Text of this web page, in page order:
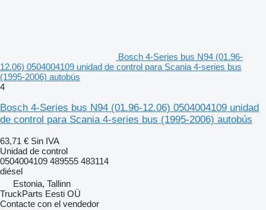
Bosch 4-Series bus N94 (01.96-
12.06) 0504004109 unidad de control para Scania 4-series bus
(1995-2006) autobús
4
Bosch 4-Series bus N94 (01.96-12.06) 0504004109 unidad
de control para Scania 4-series bus (1995-2006) autobús
63,71 € Sin IVA
Unidad de control
0504004109 489555 483114
diésel
Estonia, Tallinn
TruckParts Eesti OÜ
Contacte con el vendedor